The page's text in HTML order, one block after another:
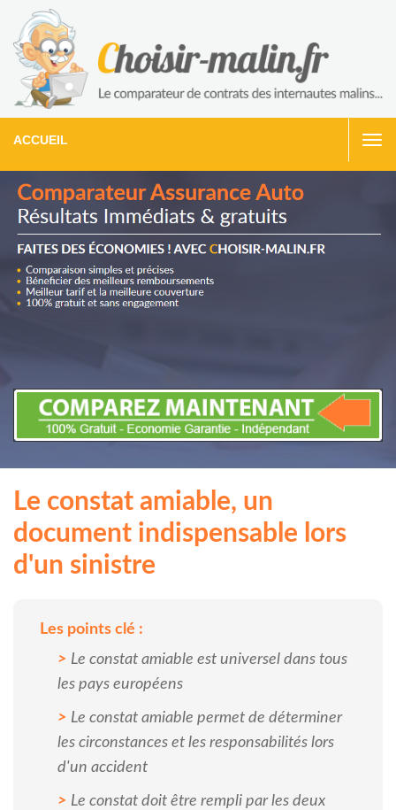
ACCUEIL
Le constat amiable, un
document indispensable lors
d'un sinistre
Les points clé :
Le constat amiable est universel dans tous
les pays européens
Le constat amiable permet de déterminer
les circonstances et les responsabilités lors
d'un accident
Le constat doit être rempli par les deux